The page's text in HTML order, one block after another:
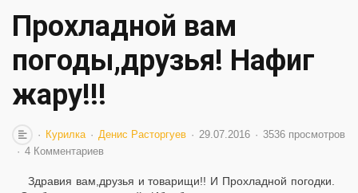
Прохладной вам
погоды,друзья! Нафиг
жару!!!
Курилка Денис Расторгуев 29.07.2016
3536 просмотров
4 Комментариев
Здравия вам,друзья и товарищи!! И Прохладной погодки.